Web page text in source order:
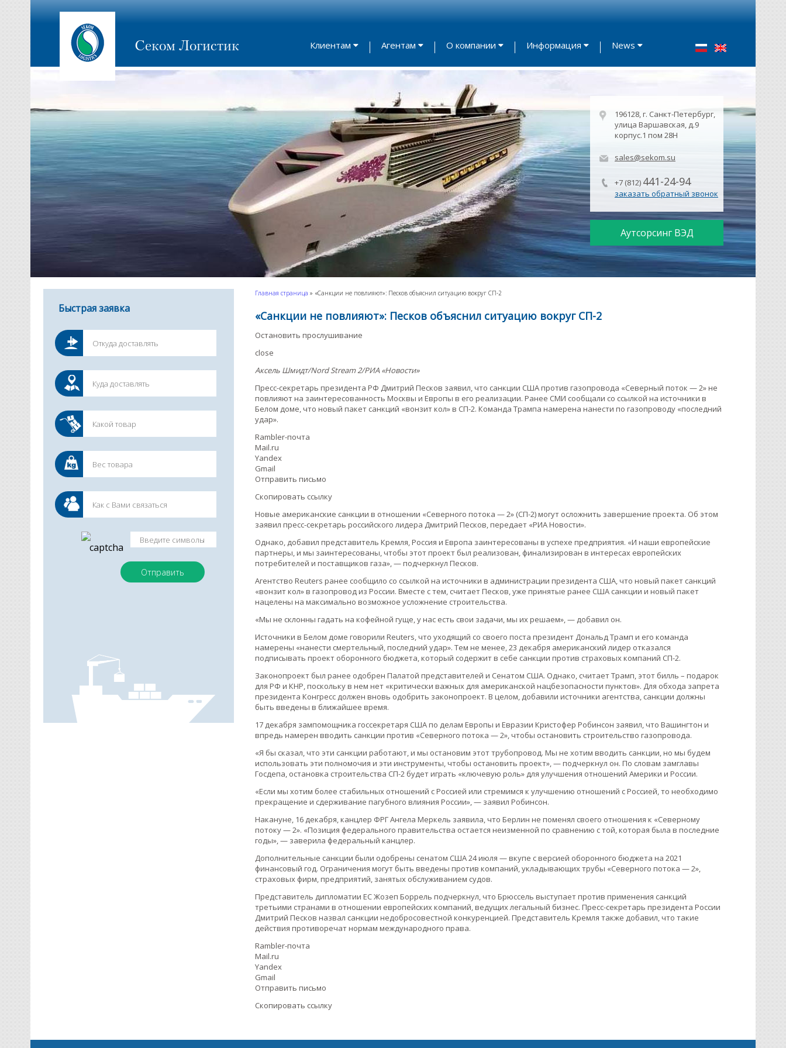
Секом Логистик Клиентам Агентам О компании Информация News
196128, г. Санкт-Петербург,
улица Варшавская, д.9
корпус.1 пом 28Н
sales@sekom.su
+7 (812) 441-24-94
заказать обратный звонок
Аутсорсинг ВЭД
Быстрая заявка
Главная страница » «Санкции не повлияют»: Песков объяснил ситуацию вокруг СП-2
«Санкции не повлияют»: Песков объяснил ситуацию вокруг СП-2
Остановить прослушивание
close
Aксель Шмидт/Nord Stream 2/РИА «Новости»
Пресс-секретарь президента РФ Дмитрий Песков заявил, что санкции США против газопровода «Северный поток — 2» не
повлияют на заинтересованность Москвы и Европы в его реализации. Ранее СМИ сообщали со ссылкой на источники в
Белом доме, что новый пакет санкций «вонзит кол» в СП-2. Команда Трампа намерена нанести по газопроводу «последний
удар».
Rambler-почта
Mail.ru
Yandex
Gmail
Отправить письмо
Скопировать ссылку
Новые американские санкции в отношении «Северного потока — 2» (СП-2) могут осложнить завершение проекта. Об этом
заявил пресс-секретарь российского лидера Дмитрий Песков, передает «РИА Новости».
Однако, добавил представитель Кремля, Россия и Европа заинтересованы в успехе предприятия. «И наши европейские
партнеры, и мы заинтересованы, чтобы этот проект был реализован, финализирован в интересах европейских
потребителей и поставщиков газа», — подчеркнул Песков.
Агентство Reuters ранее сообщило со ссылкой на источники в администрации президента США, что новый пакет санкций
«вонзит кол» в газопровод из России. Вместе с тем, считает Песков, уже принятые ранее США санкции и новый пакет
нацелены на максимально возможное усложнение строительства.
«Мы не склонны гадать на кофейной гуще, у нас есть свои задачи, мы их решаем», — добавил он.
Источники в Белом доме говорили Reuters, что уходящий со своего поста президент Дональд Трамп и его команда
намерены «нанести смертельный, последний удар». Тем не менее, 23 декабря американский лидер отказался
подписывать проект оборонного бюджета, который содержит в себе санкции против страховых компаний СП-2.
Законопроект был ранее одобрен Палатой представителей и Сенатом США. Однако, считает Трамп, этот билль – подарок
для РФ и КНР, поскольку в нем нет «критически важных для американской нацбезопасности пунктов». Для обхода запрета
президента Конгресс должен вновь одобрить законопроект. В целом, добавили источники агентства, санкции должны
быть введены в ближайшее время.
17 декабря зампомощника госсекретаря США по делам Европы и Евразии Кристофер Робинсон заявил, что Вашингтон и
впредь намерен вводить санкции против «Северного потока — 2», чтобы остановить строительство газопровода.
«Я бы сказал, что эти санкции работают, и мы остановим этот трубопровод. Мы не хотим вводить санкции, но мы будем
использовать эти полномочия и эти инструменты, чтобы остановить проект», — подчеркнул он. По словам замглавы
Госдепа, остановка строительства СП-2 будет играть «ключевую роль» для улучшения отношений Америки и России.
«Если мы хотим более стабильных отношений с Россией или стремимся к улучшению отношений с Россией, то необходимо
прекращение и сдерживание пагубного влияния России», — заявил Робинсон.
Накануне, 16 декабря, канцлер ФРГ Ангела Меркель заявила, что Берлин не поменял своего отношения к «Северному
потоку — 2». «Позиция федерального правительства остается неизменной по сравнению с той, которая была в последние
годы», — заверила федеральный канцлер.
Дополнительные санкции были одобрены сенатом США 24 июля — вкупе с версией оборонного бюджета на 2021
финансовый год. Ограничения могут быть введены против компаний, укладывающих трубы «Северного потока — 2»,
страховых фирм, предприятий, занятых обслуживанием судов.
Представитель дипломатии ЕС Жозеп Боррель подчеркнул, что Брюссель выступает против применения санкций
третьими странами в отношении европейских компаний, ведущих легальный бизнес. Пресс-секретарь президента России
Дмитрий Песков назвал санкции недобросовестной конкуренцией. Представитель Кремля также добавил, что такие
действия противоречат нормам международного права.
Rambler-почта
Mail.ru
Yandex
Gmail
Отправить письмо
Скопировать ссылку